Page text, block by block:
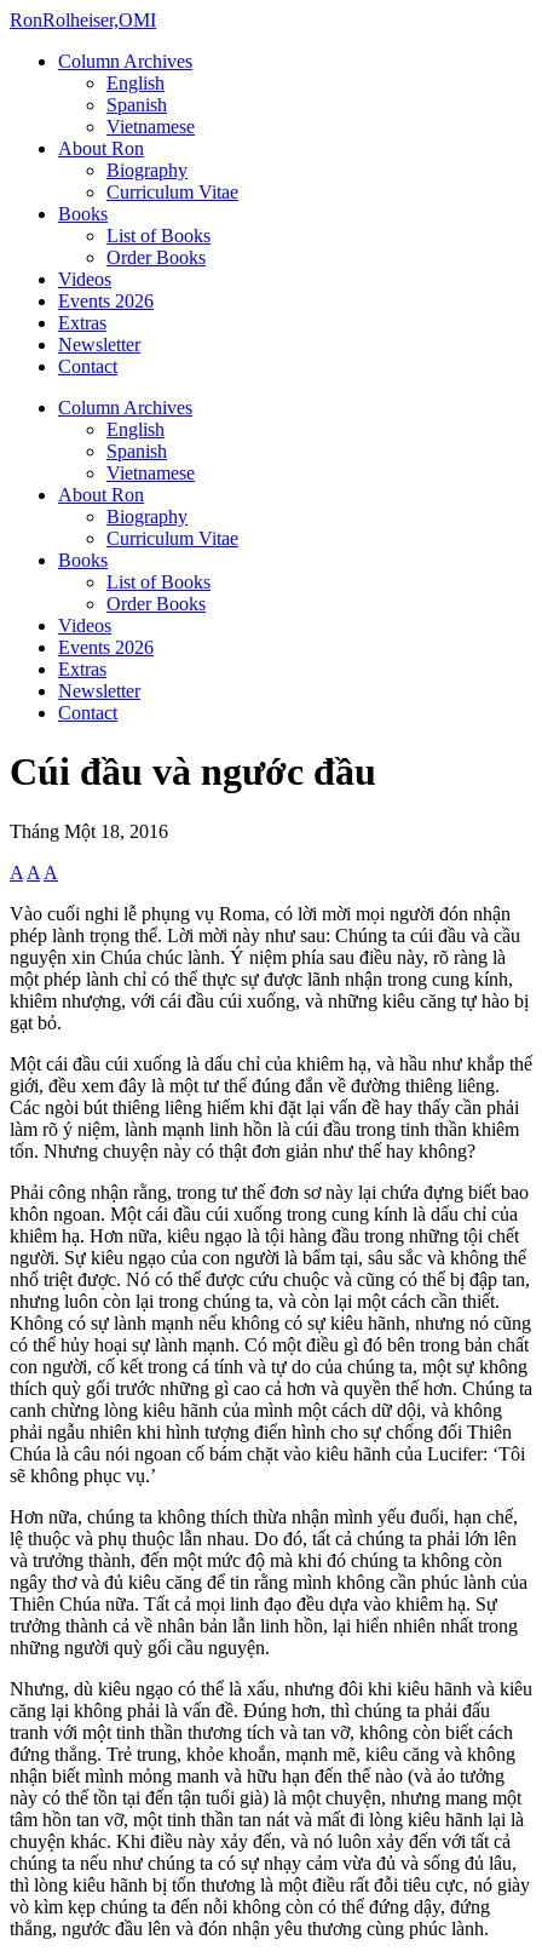
RonRolheiser,OMI
Column Archives
English
Spanish
Vietnamese
About Ron
Biography
Curriculum Vitae
Books
List of Books
Order Books
Videos
Events 2026
Extras
Newsletter
Contact
Column Archives
English
Spanish
Vietnamese
About Ron
Biography
Curriculum Vitae
Books
List of Books
Order Books
Videos
Events 2026
Extras
Newsletter
Contact
Cúi đầu và ngước đầu
Tháng Một 18, 2016
A A A
Vào cuối nghi lễ phụng vụ Roma, có lời mời mọi người đón nhận
phép lành trọng thể. Lời mời này như sau: Chúng ta cúi đầu và cầu
nguyện xin Chúa chúc lành. Ý niệm phía sau điều này, rõ ràng là
một phép lành chỉ có thể thực sự được lãnh nhận trong cung kính,
khiêm nhượng, với cái đầu cúi xuống, và những kiêu căng tự hào bị
gạt bỏ.
Một cái đầu cúi xuống là dấu chỉ của khiêm hạ, và hầu như khắp thế
giới, đều xem đây là một tư thế đúng đắn về đường thiêng liêng.
Các ngòi bút thiêng liêng hiếm khi đặt lại vấn đề hay thấy cần phải
làm rõ ý niệm, lành mạnh linh hồn là cúi đầu trong tinh thần khiêm
tốn. Nhưng chuyện này có thật đơn giản như thế hay không?
Phải công nhận rằng, trong tư thế đơn sơ này lại chứa đựng biết bao
khôn ngoan. Một cái đầu cúi xuống trong cung kính là dấu chỉ của
khiêm hạ. Hơn nữa, kiêu ngạo là tội hàng đầu trong những tội chết
người. Sự kiêu ngạo của con người là bẩm tại, sâu sắc và không thể
nhổ triệt được. Nó có thể được cứu chuộc và cũng có thể bị đập tan,
nhưng luôn còn lại trong chúng ta, và còn lại một cách cần thiết.
Không có sự lành mạnh nếu không có sự kiêu hãnh, nhưng nó cũng
có thể hủy hoại sự lành mạnh. Có một điều gì đó bên trong bản chất
con người, cố kết trong cá tính và tự do của chúng ta, một sự không
thích quỳ gối trước những gì cao cả hơn và quyền thế hơn. Chúng ta
canh chừng lòng kiêu hãnh của mình một cách dữ dội, và không
phải ngẫu nhiên khi hình tượng điển hình cho sự chống đối Thiên
Chúa là câu nói ngoan cố bám chặt vào kiêu hãnh của Lucifer: ‘Tôi
sẽ không phục vụ.’
Hơn nữa, chúng ta không thích thừa nhận mình yếu đuối, hạn chế,
lệ thuộc và phụ thuộc lẫn nhau. Do đó, tất cả chúng ta phải lớn lên
và trưởng thành, đến một mức độ mà khi đó chúng ta không còn
ngây thơ và đủ kiêu căng để tin rằng mình không cần phúc lành của
Thiên Chúa nữa. Tất cả mọi linh đạo đều dựa vào khiêm hạ. Sự
trưởng thành cả về nhân bản lẫn linh hồn, lại hiển nhiên nhất trong
những người quỳ gối cầu nguyện.
Nhưng, dù kiêu ngạo có thể là xấu, nhưng đôi khi kiêu hãnh và kiêu
căng lại không phải là vấn đề. Đúng hơn, thì chúng ta phải đấu
tranh với một tinh thần thương tích và tan vỡ, không còn biết cách
đứng thẳng. Trẻ trung, khỏe khoắn, mạnh mẽ, kiêu căng và không
nhận biết mình mỏng manh và hữu hạn đến thế nào (và ảo tưởng
này có thể tồn tại đến tận tuổi già) là một chuyện, nhưng mang một
tâm hồn tan vỡ, một tinh thần tan nát và mất đi lòng kiêu hãnh lại là
chuyện khác. Khi điều này xảy đến, và nó luôn xảy đến với tất cả
chúng ta nếu như chúng ta có sự nhạy cảm vừa đủ và sống đủ lâu,
thì lòng kiêu hãnh bị tổn thương là một điều rất đỗi tiêu cực, nó giày
vò kìm kẹp chúng ta đến nỗi không còn có thể đứng dậy, đứng
thẳng, ngước đầu lên và đón nhận yêu thương cùng phúc lành.